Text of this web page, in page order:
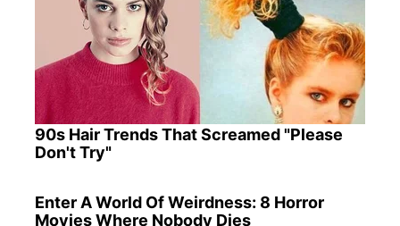
90s Hair Trends That Screamed "Please
Don't Try"
Enter A World Of Weirdness: 8 Horror
Movies Where Nobody Dies